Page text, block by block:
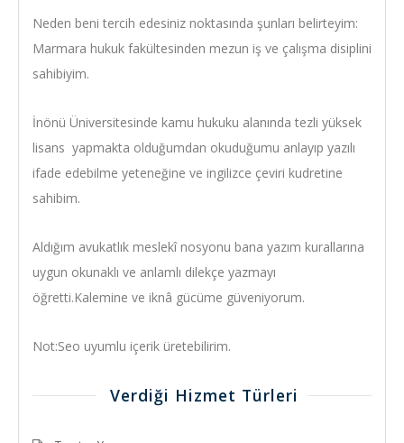
Neden beni tercih edesiniz noktasında şunları belirteyim:
Marmara hukuk fakültesinden mezun iş ve çalışma disiplini
sahibiyim.
İnönü Üniversitesinde kamu hukuku alanında tezli yüksek
lisans yapmakta olduğumdan okuduğumu anlayıp yazılı
ifade edebilme yeteneğine ve ingilizce çeviri kudretine
sahibim.
Aldığım avukatlık meslekî nosyonu bana yazım kurallarına
uygun okunaklı ve anlamlı dilekçe yazmayı
öğretti.Kalemine ve iknâ gücüme güveniyorum.
Not:Seo uyumlu içerik üretebilirim.
Verdiği Hizmet Türleri